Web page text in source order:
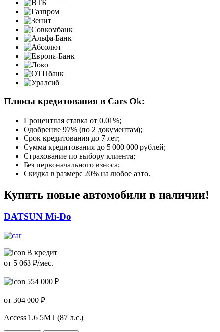
Плюсы кредитования в Cars Ok:
Процентная ставка от 0.01%;
Одобрение 97% (по 2 документам);
Срок кредитования до 7 лет;
Сумма кредитования до 5 000 000 рублей;
Страхование по выбору клиента;
Без первоначального взноса;
Скидка в размере 20% на любое авто.
Купить новые автомобили в наличии!
DATSUN Mi-Do
В кредит
от 5 068 ₽/мес.
554 000 ₽
от 304 000 ₽
Access 1.6 5МТ (87 л.с.)